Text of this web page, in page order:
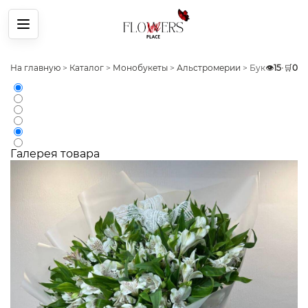
Меню
На главную > Каталог > Монобукеты > Альстромерии > Букет 39
👁️15• 🛒0
Галерея товара